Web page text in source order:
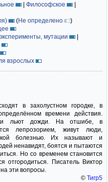
| Философское
|
(Не определено
)
мутации
|
взрослых
в захолустном городке, в
времени действия.
льют дожди. На отшибе, в
лепрозорием, живут люди,
болезнью. Их называют и
ненавидят, боятся и пытаются
Но со временем становится
отгородиться. Писатель Виктор
эти вопросы.
© Тигр5